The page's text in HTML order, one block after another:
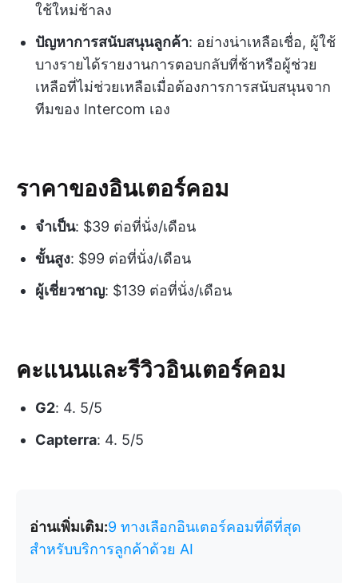
ใช้ใหม่ช้าลง
ปัญหาการสนับสนุนลูกค้า: อย่างน่าเหลือเชื่อ, ผู้ใช้
บางรายได้รายงานการตอบกลับที่ช้าหรือผู้ช่วย
เหลือที่ไม่ช่วยเหลือเมื่อต้องการการสนับสนุนจาก
ทีมของ Intercom เอง
ราคาของอินเตอร์คอม
จำเป็น: $39 ต่อที่นั่ง/เดือน
ขั้นสูง: $99 ต่อที่นั่ง/เดือน
ผู้เชี่ยวชาญ: $139 ต่อที่นั่ง/เดือน
คะแนนและรีวิวอินเตอร์คอม
G2: 4. 5/5
Capterra: 4. 5/5
อ่านเพิ่มเติม:9 ทางเลือกอินเตอร์คอมที่ดีที่สุด
สำหรับบริการลูกค้าด้วย AI